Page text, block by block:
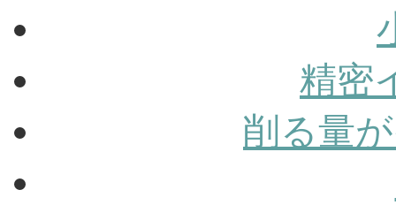
精密
削る量